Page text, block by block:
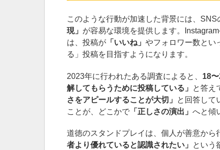
このような行動が加速した背景には、
現」 が容易な環境を提供します。
は、投稿が「いいね」 やフォロワー数とい
る」投稿を目指すようになります。
2023年に行われたある調査によると、 18
解してもらうために投稿している」
と答え
さをアピールすることが大切」
と回答して
ことが、どこかで「正しさの演出」 へと傾
道徳のスタンドプレイは、個人が善意か
者より優れていると認識されたい」
という